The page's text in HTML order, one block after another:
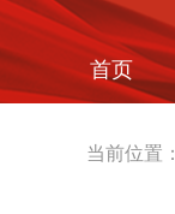
首页
当前位置：